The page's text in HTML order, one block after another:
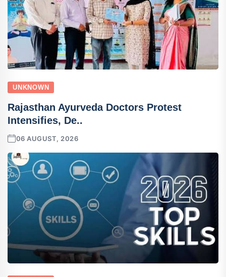
UNKNOWN
Rajasthan Ayurveda Doctors Protest
Intensifies, De..
06 AUGUST, 2026